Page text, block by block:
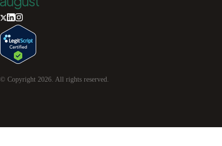
© Copyright 2026 . All rights reserved.